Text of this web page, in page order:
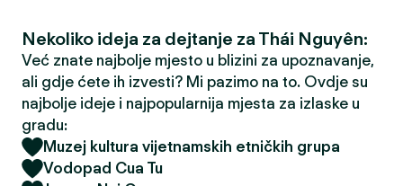
Nekoliko ideja za dejtanje za Thái Nguyên:
Već znate najbolje mjesto u blizini za upoznavanje,
ali gdje ćete ih izvesti? Mi pazimo na to. Ovdje su
najbolje ideje i najpopularnija mjesta za izlaske u
gradu:
Muzej kultura vijetnamskih etničkih grupa
Vodopad Cua Tu